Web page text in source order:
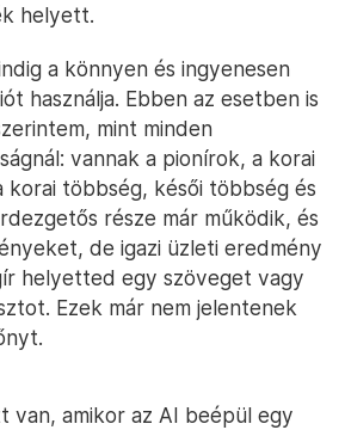
helyett.
a könnyen és ingyenesen
használja. Ebben az esetben is
mint minden
vannak a pionírok, a korai
korai többség, késői többség és
része már működik, és
de igazi üzleti eredmény
helyetted egy szöveget vagy
Ezek már nem jelentenek
van, amikor az AI beépül egy